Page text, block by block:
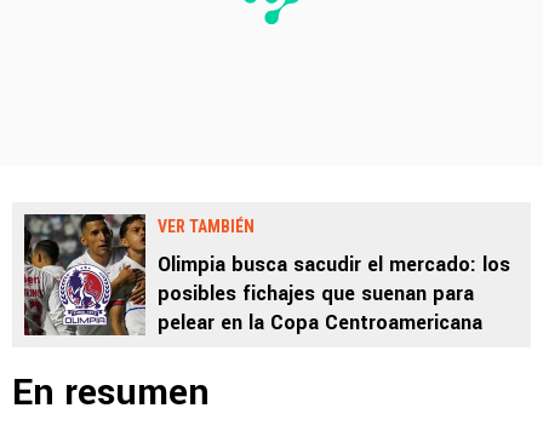
VER TAMBIÉN
Olimpia busca sacudir el mercado: los
posibles fichajes que suenan para
pelear en la Copa Centroamericana
En resumen